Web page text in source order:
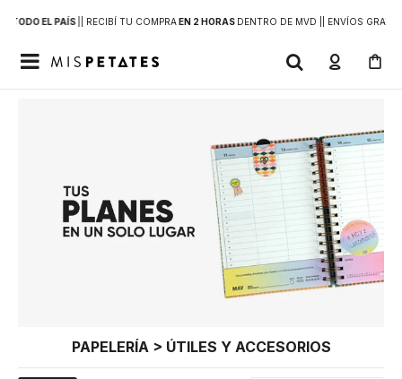
TODO EL PAÍS | RECIBÍ TU COMPRAEN 2 HORAS DENTRO DE MVD | | ENVÍOS GRATIS

PAPELERÍA > ÚTILES Y ACCESORIOS